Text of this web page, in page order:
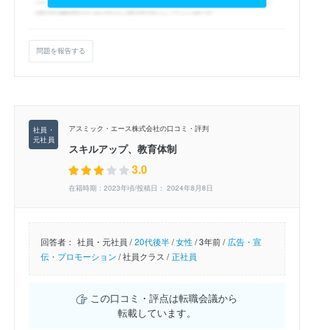
問題を報告する
アスミック・エース株式会社の口コミ・評判
スキルアップ、教育体制
3.0
在籍時期：2023年頃/投稿日： 2024年8月8日
回答者： 社員・元社員 / 20代後半/女性/3年前 / 広告・宣
伝・プロモーション /社員クラス / 正社員
この口コミ・評点は転職会議から
転載しています。